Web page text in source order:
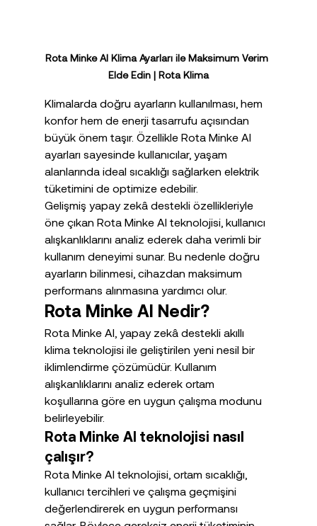
Rota Minke AI Klima Ayarları ile Maksimum Verim
Elde Edin | Rota Klima
Klimalarda doğru ayarların kullanılması, hem
konfor hem de enerji tasarrufu açısından
büyük önem taşır. Özellikle Rota Minke AI
ayarları sayesinde kullanıcılar, yaşam
alanlarında ideal sıcaklığı sağlarken elektrik
tüketimini de optimize edebilir.
Gelişmiş yapay zekâ destekli özellikleriyle
öne çıkan Rota Minke AI teknolojisi, kullanıcı
alışkanlıklarını analiz ederek daha verimli bir
kullanım deneyimi sunar. Bu nedenle doğru
ayarların bilinmesi, cihazdan maksimum
performans alınmasına yardımcı olur.
Rota Minke AI Nedir?
Rota Minke AI, yapay zekâ destekli akıllı
klima teknolojisi ile geliştirilen yeni nesil bir
iklimlendirme çözümüdür. Kullanım
alışkanlıklarını analiz ederek ortam
koşullarına göre en uygun çalışma modunu
belirleyebilir.
Rota Minke AI teknolojisi nasıl
çalışır?
Rota Minke AI teknolojisi, ortam sıcaklığı,
kullanıcı tercihleri ve çalışma geçmişini
değerlendirerek en uygun performansı